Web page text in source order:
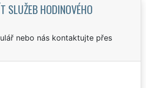
SLUŽEB HODINOVÉHO
nebo nás kontaktujte přes